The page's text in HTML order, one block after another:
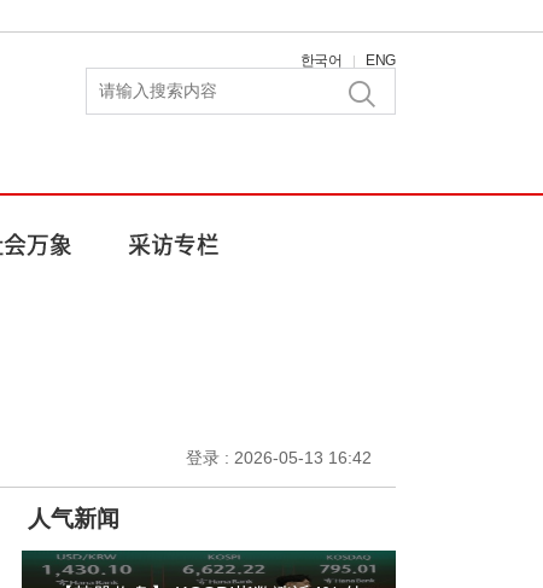
한국어 | ENG
登录 : 2026-05-13 16:42
人气新闻